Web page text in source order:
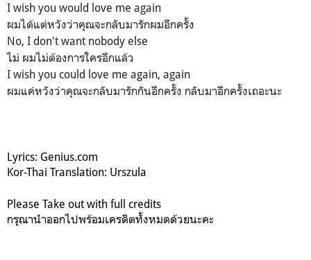
I wish you would love me again
ผมได้แต่หวังว่าคุณจะกลับมารักผมอีกครั้ง
No, I don't want nobody else
ไม่ ผมไม่ต้องการใครอีกแล้ว
I wish you could love me again, again
ผมแค่หวังว่าคุณจะกลับมารักกันอีกครั้ง กลับมาอีกครั้งเถอะนะ
Lyrics: Genius.com
Kor-Thai Translation: Urszula
Please Take out with full credits
กรุณานำออกไปพร้อมเครดิตทั้งหมดด้วยนะคะ